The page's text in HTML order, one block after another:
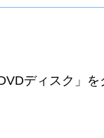
ディスク」を